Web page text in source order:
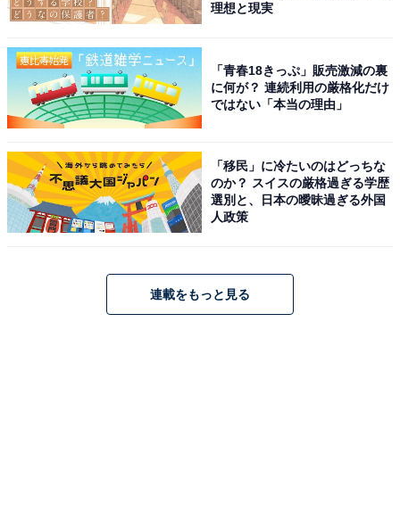
理想と現実
「青春18きっぷ」販売激減の裏
に何が？ 連続利用の厳格化だけ
ではない「本当の理由」
「移民」に冷たいのはどっちな
のか？ スイスの厳格過ぎる学歴
選別と、日本の曖昧過ぎる外国
人政策
連載をもっと見る